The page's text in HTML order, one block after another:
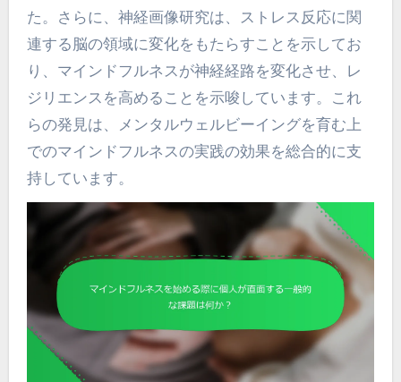
た。さらに、神経画像研究は、ストレス反応に関
連する脳の領域に変化をもたらすことを示してお
り、マインドフルネスが神経経路を変化させ、レ
ジリエンスを高めることを示唆しています。これ
らの発見は、メンタルウェルビーイングを育む上
でのマインドフルネスの実践の効果を総合的に支
持しています。